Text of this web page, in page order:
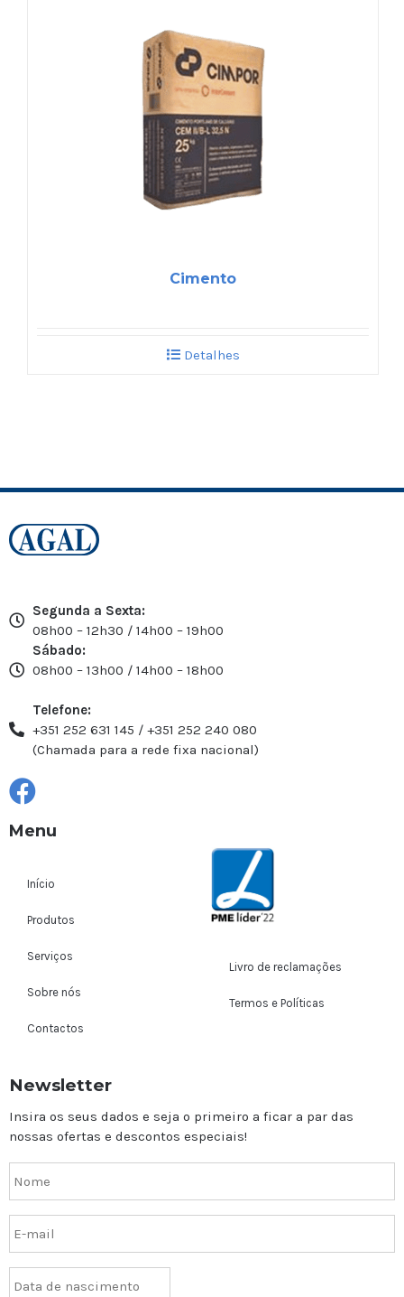
Cimento
Detalhes
Segunda a Sexta:
08h00 – 12h30 / 14h00 – 19h00
Sábado:
08h00 – 13h00 / 14h00 – 18h00
Telefone:
+351 252 631 145 / +351 252 240 080
(Chamada para a rede fixa nacional)
Menu
Início
Produtos
Serviços
Sobre nós
Contactos
Livro de reclamações
Termos e Políticas
Newsletter
Insira os seus dados e seja o primeiro a ficar a par das
nossas ofertas e descontos especiais!